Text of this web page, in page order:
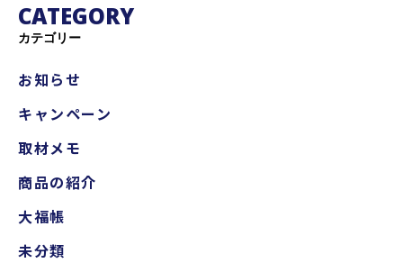
CATEGORY
カテゴリー
お知らせ
キャンペーン
取材メモ
商品の紹介
大福帳
未分類